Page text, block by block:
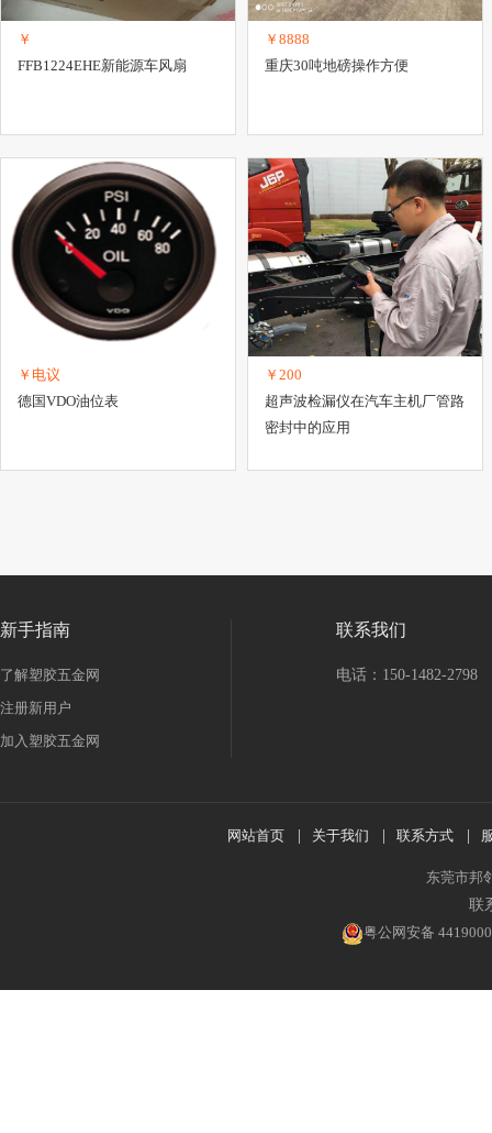
￥
FFB1224EHE新能源车风扇
￥8888
重庆30吨地磅操作方便
￥电议
德国VDO油位表
￥200
超声波检漏仪在汽车主机厂管路
密封中的应用
新手指南
了解塑胶五金网
注册新用户
加入塑胶五金网
联系我们
电话：150-1482-2798
网站首页 关于我们 联系方式
东莞市邦
联
粤公网安备